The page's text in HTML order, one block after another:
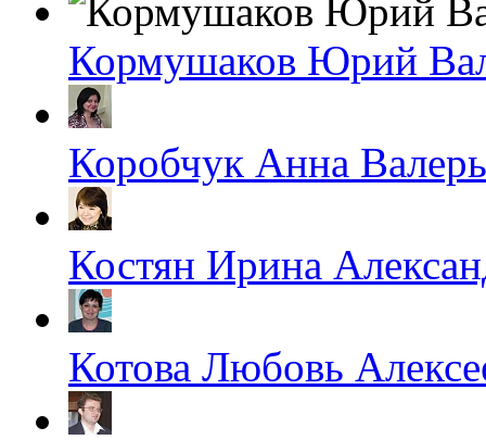
Кормушаков Юрий
Коробчук Анна
Костян Ирина
Котова Любовь